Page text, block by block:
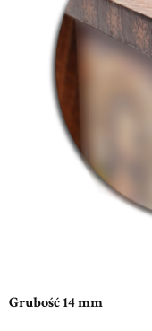
Grubość 14 mm